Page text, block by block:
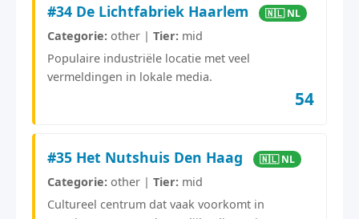
#34 De Lichtfabriek Haarlem 🇳🇱 NL
Categorie: other | Tier: mid
Populaire industriële locatie met veel
vermeldingen in lokale media.
54
#35 Het Nutshuis Den Haag 🇳🇱 NL
Categorie: other | Tier: mid
Cultureel centrum dat vaak voorkomt in